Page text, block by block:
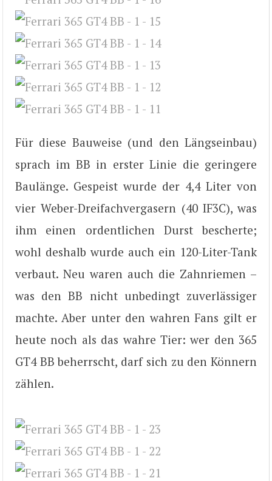
Für diese Bauweise (und den Längseinbau)
sprach im BB in erster Linie die geringere
Baulänge. Gespeist wurde der 4,4 Liter von
vier Weber-Dreifachvergasern (40 IF3C), was
ihm einen ordentlichen Durst bescherte;
wohl deshalb wurde auch ein 120-Liter-Tank
verbaut. Neu waren auch die Zahnriemen –
was den BB nicht unbedingt zuverlässiger
machte. Aber unter den wahren Fans gilt er
heute noch als das wahre Tier: wer den 365
GT4 BB beherrscht, darf sich zu den Könnern
zählen.